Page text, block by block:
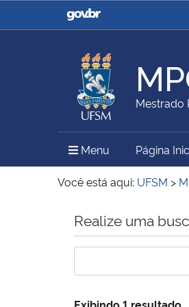
Casa Civil
Ministério da Agricultura,
Pecuária e Abastecimento
Ministério do Meio Ambiente
Mestrado
Menu MenuPágina
Você está aqui: UFSM >
Início do conteúdo
Realize uma
Exibindo 1 resultado